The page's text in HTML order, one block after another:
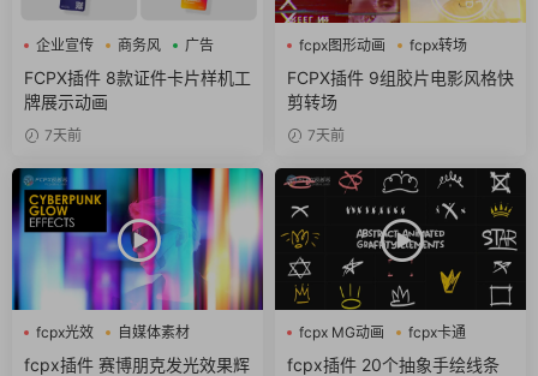
企业宣传 商务风 广告
FCPX插件 8款证件卡片样机工
牌展示动画
7天前
fcpx图形动画
fcpx转场
噪点
FCPX插件 9组胶片电影风格快
剪转场
7天前
fcpx光效
自媒体素材
赛博朋克
fcpx插件 赛博朋克发光效果辉
fcpx MG动画
fcpx卡通
fcpx图形动画
fcpx插件 20个抽象手绘线条